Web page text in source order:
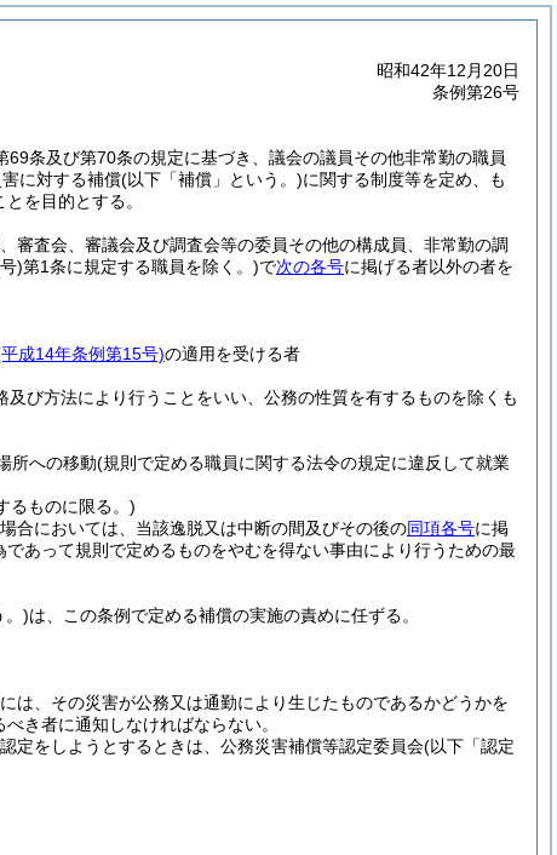
昭和42年12月20日
条例第26号
69条及び第70条の規定に基づき、議会の議員その他非常勤の職員
に対する補償(以下「補償」という。)に関する制度等を定め、も
を目的とする。
審査会、審議会及び調査会等の委員その他の構成員、非常勤の調
)第1条に規定する職員を除く。)で次の各号に掲げる者以外の者を
成14年条例第15号)の適用を受ける者
び方法により行うことをいい、公務の性質を有するものを除くも
所への移動(規則で定める職員に関する法令の規定に違反して就業
るものに限る。)
合においては、当該逸脱又は中断の間及びその後の同項各号に掲
あって規則で定めるものをやむを得ない事由により行うための最
。)は、この条例で定める補償の実施の責めに任ずる。
は、その災害が公務又は通勤により生じたものであるかどうかを
き者に通知しなければならない。
定をしようとするときは、公務災害補償等認定委員会(以下「認定